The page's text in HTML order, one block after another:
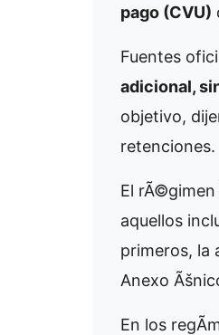
pago (CVU)
Fuentes
adicional,
objetivo,
retenciones.
El
aquellos
primeros, la
Anexo
En los